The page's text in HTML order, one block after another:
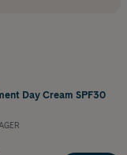
Day Cream SPF30